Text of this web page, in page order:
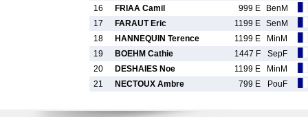
16
FRIAA Camil 999 E
BenM
17
FARAUT Eric 1199 E SenM
18
HANNEQUIN Terence 1199 E
MinM
19
BOEHM Cathie 1447 F
SepF
20
DESHAIES Noe 1199 E
MinM
21
NECTOUX Ambre 799 E PouF